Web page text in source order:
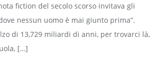
fiction del secolo scorso invitava gli
nessun uomo è mai giunto prima”.
di 13,729 miliardi di anni, per trovarci là,
[…]